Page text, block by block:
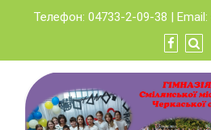
content
Телефон: 04733-2-09-38 | Email: